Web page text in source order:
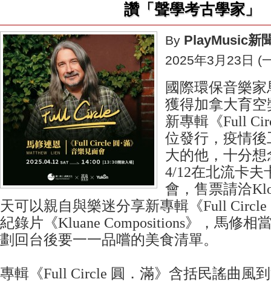
讚「聲學考古學家」
By PlayMusic新
2025年3月23日 (
國際環保音樂
獲得加拿大育
新專輯《Full
位發行，疫情
大的他，十分
4/12在北流卡夫
會，售票請洽
天可以親自與樂迷分享新專輯《Full
紀錄片《Kluane Compositions》，馬修相
劃回台後要一一品嚐的美食清單。
專輯《Full Circle 圓．滿》含括民謠曲風